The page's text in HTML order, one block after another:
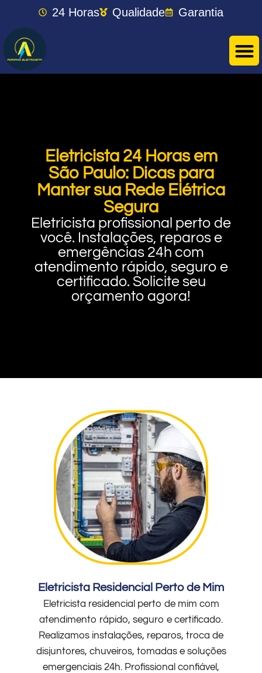
24 Horas Qualidade Garantia
Eletricista 24 Horas em
São Paulo: Dicas para
Manter sua Rede Elétrica
Segura
Eletricista profissional perto de
você. Instalações, reparos e
emergências 24h com
atendimento rápido, seguro e
certificado. Solicite seu
orçamento agora!
Eletricista Residencial Perto de Mim
Eletricista residencial perto de mim com
atendimento rápido, seguro e certificado.
Realizamos instalações, reparos, troca de
disjuntores, chuveiros, tomadas e soluções
emergenciais 24h. Profissional confiável,